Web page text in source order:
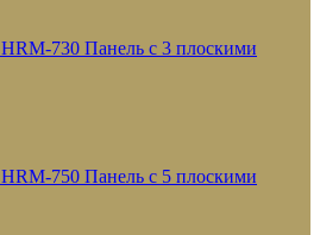
730 Панель с 3 плоскими
750 Панель с 5 плоскими